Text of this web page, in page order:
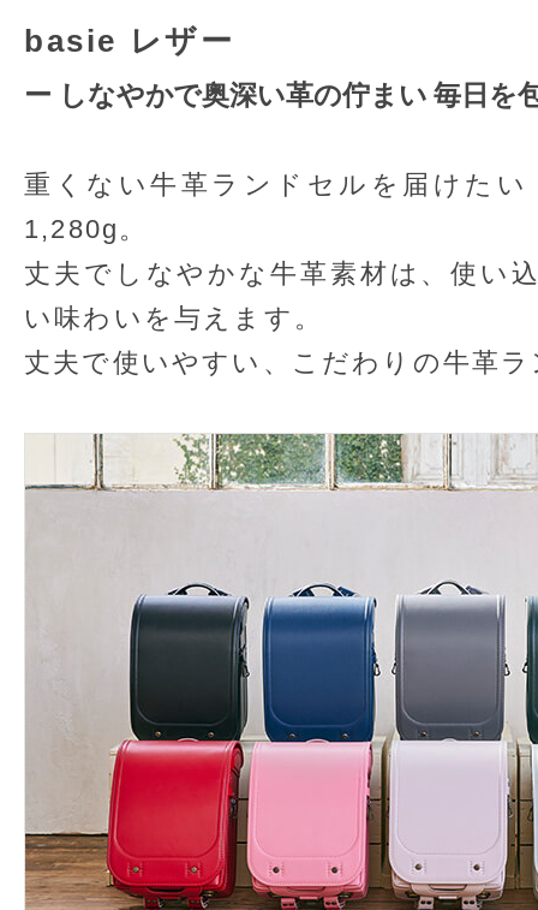
basie レザー
ー しなやかで奥深い革の佇まい 毎日を
重くない牛革ランドセルを届けた
1,280g。
丈夫でしなやかな牛革素材は、使い
い味わいを与えます。
丈夫で使いやすい、こだわりの牛革